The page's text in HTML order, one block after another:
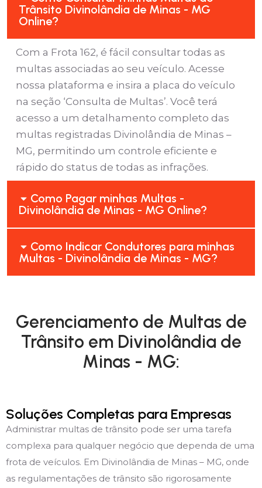
Trânsito Divinolândia de Minas - MG
Online?
Com a Frota 162, é fácil consultar todas as
multas associadas ao seu veículo. Acesse
nossa plataforma e insira a placa do veículo
na seção ‘Consulta de Multas’. Você terá
acesso a um detalhamento completo das
multas registradas Divinolândia de Minas –
MG, permitindo um controle eficiente e
rápido do status de todas as infrações.
Como Pagar minhas Multas -
Divinolândia de Minas - MG Online?
Como Indicar Condutores para minhas
Multas - Divinolândia de Minas - MG?
Gerenciamento de Multas de
Trânsito em Divinolândia de
Minas - MG:
Soluções Completas para Empresas
Administrar multas de trânsito pode ser uma tarefa
complexa para qualquer negócio que dependa de uma
frota de veículos. Em Divinolândia de Minas – MG, onde
as regulamentações de trânsito são rigorosamente